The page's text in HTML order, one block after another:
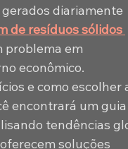
diariamente
de resíduos sólidos
problema em
econômico.
e como escolher
encontrará um
tendências
soluções